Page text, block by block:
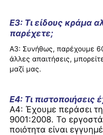
Ε3: Τι είδους κράμα
παρέχετε;
Α3: Συνήθως, παρέχουμε
άλλες απαιτήσεις,
μαζί μας.
Ε4: Τι πιστοποιήσεις
Α4: Έχουμε περάσει
9001:2008. Το
ποιότητα είναι